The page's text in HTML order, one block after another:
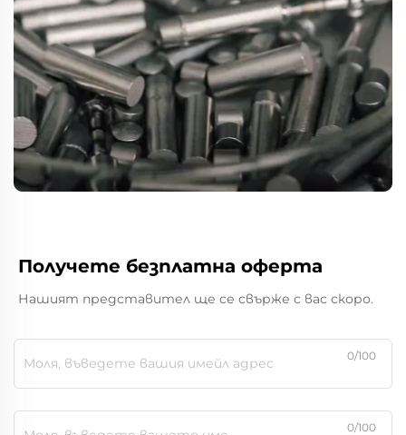
Получете безплатна оферта
Нашият представител ще се свърже с вас скоро.
0/100
0/100